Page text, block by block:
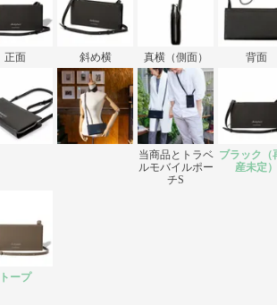
正面 斜め横 真横（側面） 背面
当商品とトラベ
ルモバイルポー
チS
ブラック（
産未定）
ープ